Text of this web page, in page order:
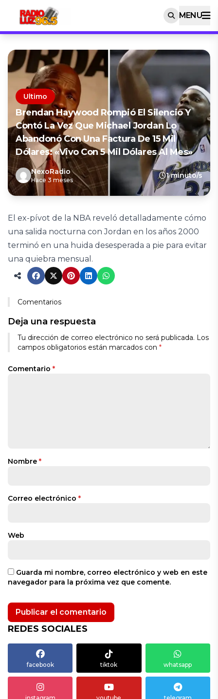
MENU
Ultimo
Brendan Haywood Rompió El Silencio Y
Contó La Vez Que Michael Jordan Lo
Abandonó Con Una Factura De 15 Mil
Dólares: «Vivo Con 5 Mil Dólares Al Mes»
NexoRadio
Hace 3 meses
1 minuto/s
El ex-pívot de la NBA reveló detalladamente cómo
una salida nocturna con Jordan en los años 2000
terminó en una huida desesperada a pie para evitar
una quiebra mensual.
Comentarios
Deja una respuesta
Tu dirección de correo electrónico no será publicada. Los
campos obligatorios están marcados con *
Comentario *
Nombre *
Correo electrónico *
Web
Guarda mi nombre, correo electrónico y web en este
navegador para la próxima vez que comente.
REDES SOCIALES
facebook tiktok whatsapp